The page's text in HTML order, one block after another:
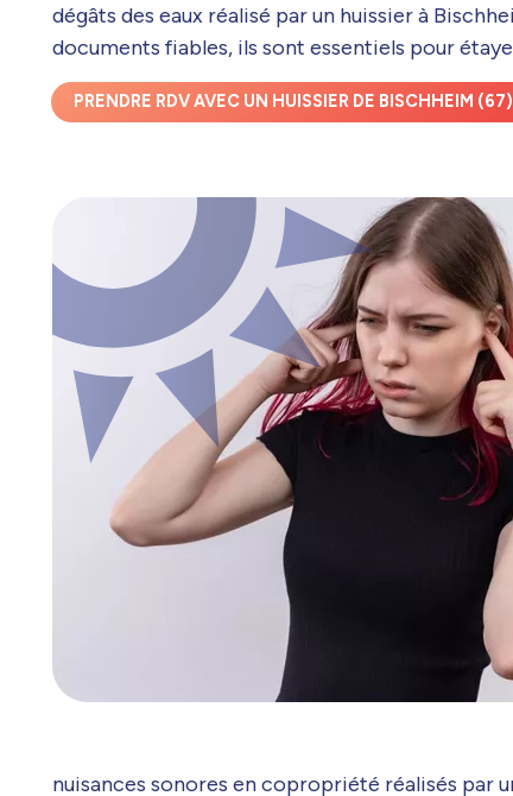
dégâts des eaux réalisé par un huissier à
documents fiables, ils sont essentiels pour
PRENDRE RDV AVEC UN HUISSIER DE BISCHHEIM (67)
nuisances sonores en copropriété réalisés par